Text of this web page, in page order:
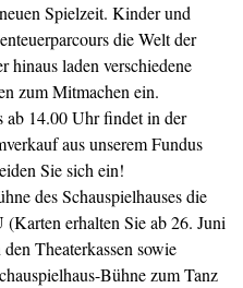
Spielzeit. Kinder und
die Welt der
hinaus laden verschiedene
zum Mitmachen ein.
ab 14.00 Uhr findet in der
aus unserem Fundus
Sie sich ein!
des Schauspielhauses die
erhalten Sie ab 26. Juni
Theaterkassen sowie
Bühne zum Tanz